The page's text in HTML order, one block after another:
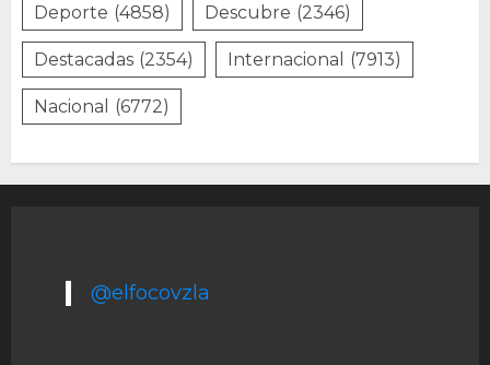
Deporte (4858) Descubre (2346)
Destacadas (2354) Internacional (7913)
Nacional (6772)
@elfocovzla